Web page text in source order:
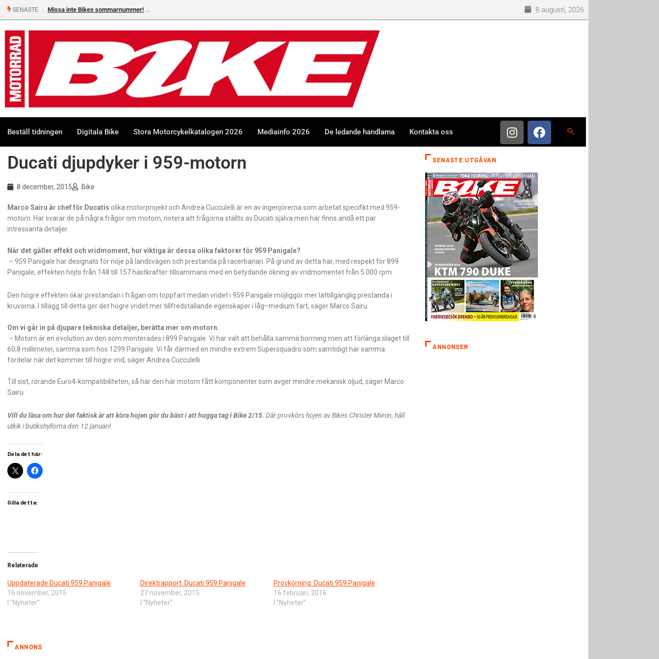
SENASTE Missa inte Bikes sommarnummer! 8 augusti, 2026
Beställ tidningen Digitala Bike Stora Motorcykelkatalogen 2026 Mediainfo 2026 De ledande handlarna Kontakta oss
Ducati djupdyker i 959-motorn
8 december, 2015 Bike
Marco Sairu är chef för Ducatis olika motorprojekt och Andrea Cucculelli är en av ingenjörerna som arbetat specifikt med 959-
motorn. Här svarar de på några frågor om motorn, notera att frågorna ställts av Ducati själva men här finns ändå ett par
intressanta detaljer.
När det gäller effekt och vridmoment, hur viktiga är dessa olika faktorer för 959 Panigale?
– 959 Panigale har designats för nöje på landsvägen och prestanda på racerbanan. På grund av detta har, med respekt för 899
Panigale, effekten höjts från 148 till 157 hästkrafter tillsammans med en betydande ökning av vridmomentet från 5 000 rpm.
Den högre effekten ökar prestandan i frågan om toppfart medan vridet i 959 Panigale möjliggör mer lättillgänglig prestanda i
kruvorna. I tillägg till detta ger det högre vridet mer tillfredställande egenskaper i låg–medium fart, säger Marco Sairu.
Om vi går in på djupare tekniska detaljer, berätta mer om motorn.
– Motorn är en evolution av den som monterades i 899 Panigale. Vi har valt att behålla samma borrning men att förlänga slaget till
60,8 millimeter, samma som hos 1299 Panigale. Vi får därmed en mindre extrem Supersquadro som samtidigt har samma
fördelar när det kommer till högre vrid, säger Andrea Cucculelli.
Till sist, rörande Euro4-kompatibiliteten, så har den här motorn fått komponenter som avger mindre mekanisk oljud, säger Marco
Sairu.
Vill du läsa om hur det faktisk är att köra hojen gör du bäst i att hugga tag i Bike 2/15. Där provkörs hojen av Bikes Christer Miinin, håll
utkik i butikshyllorna den 12 januari!
Dela det här:
Gilla detta:
Relaterade
​Uppdaterade Ducati 959 Panigale
16 november, 2015
I ”Nyheter”
​Direktrapport: Ducati 959 Panigale
27 november, 2015
I ”Nyheter”
Provkörning: Ducati 959 Panigale
16 februari, 2016
I ”Nyheter”
ANNONS
SENASTE UTGÅVAN
ANNONSER